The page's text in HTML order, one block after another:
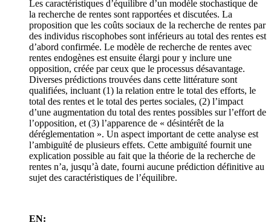
Les caractéristiques d’équilibre d’un modèle stochastique de
la recherche de rentes sont rapportées et discutées. La
proposition que les coûts sociaux de la recherche de rentes par
des individus riscophobes sont inférieurs au total des rentes est
d’abord confirmée. Le modèle de recherche de rentes avec
rentes endogènes est ensuite élargi pour y inclure une
opposition, créée par ceux que le processus désavantage.
Diverses prédictions trouvées dans cette littérature sont
qualifiées, incluant (1) la relation entre le total des efforts, le
total des rentes et le total des pertes sociales, (2) l’impact
d’une augmentation du total des rentes possibles sur l’effort de
l’opposition, et (3) l’apparence de « désintérêt de la
déréglementation ». Un aspect important de cette analyse est
l’ambiguïté de plusieurs effets. Cette ambiguïté fournit une
explication possible au fait que la théorie de la recherche de
rentes n’a, jusqu’à date, fourni aucune prédiction définitive au
sujet des caractéristiques de l’équilibre.
EN: